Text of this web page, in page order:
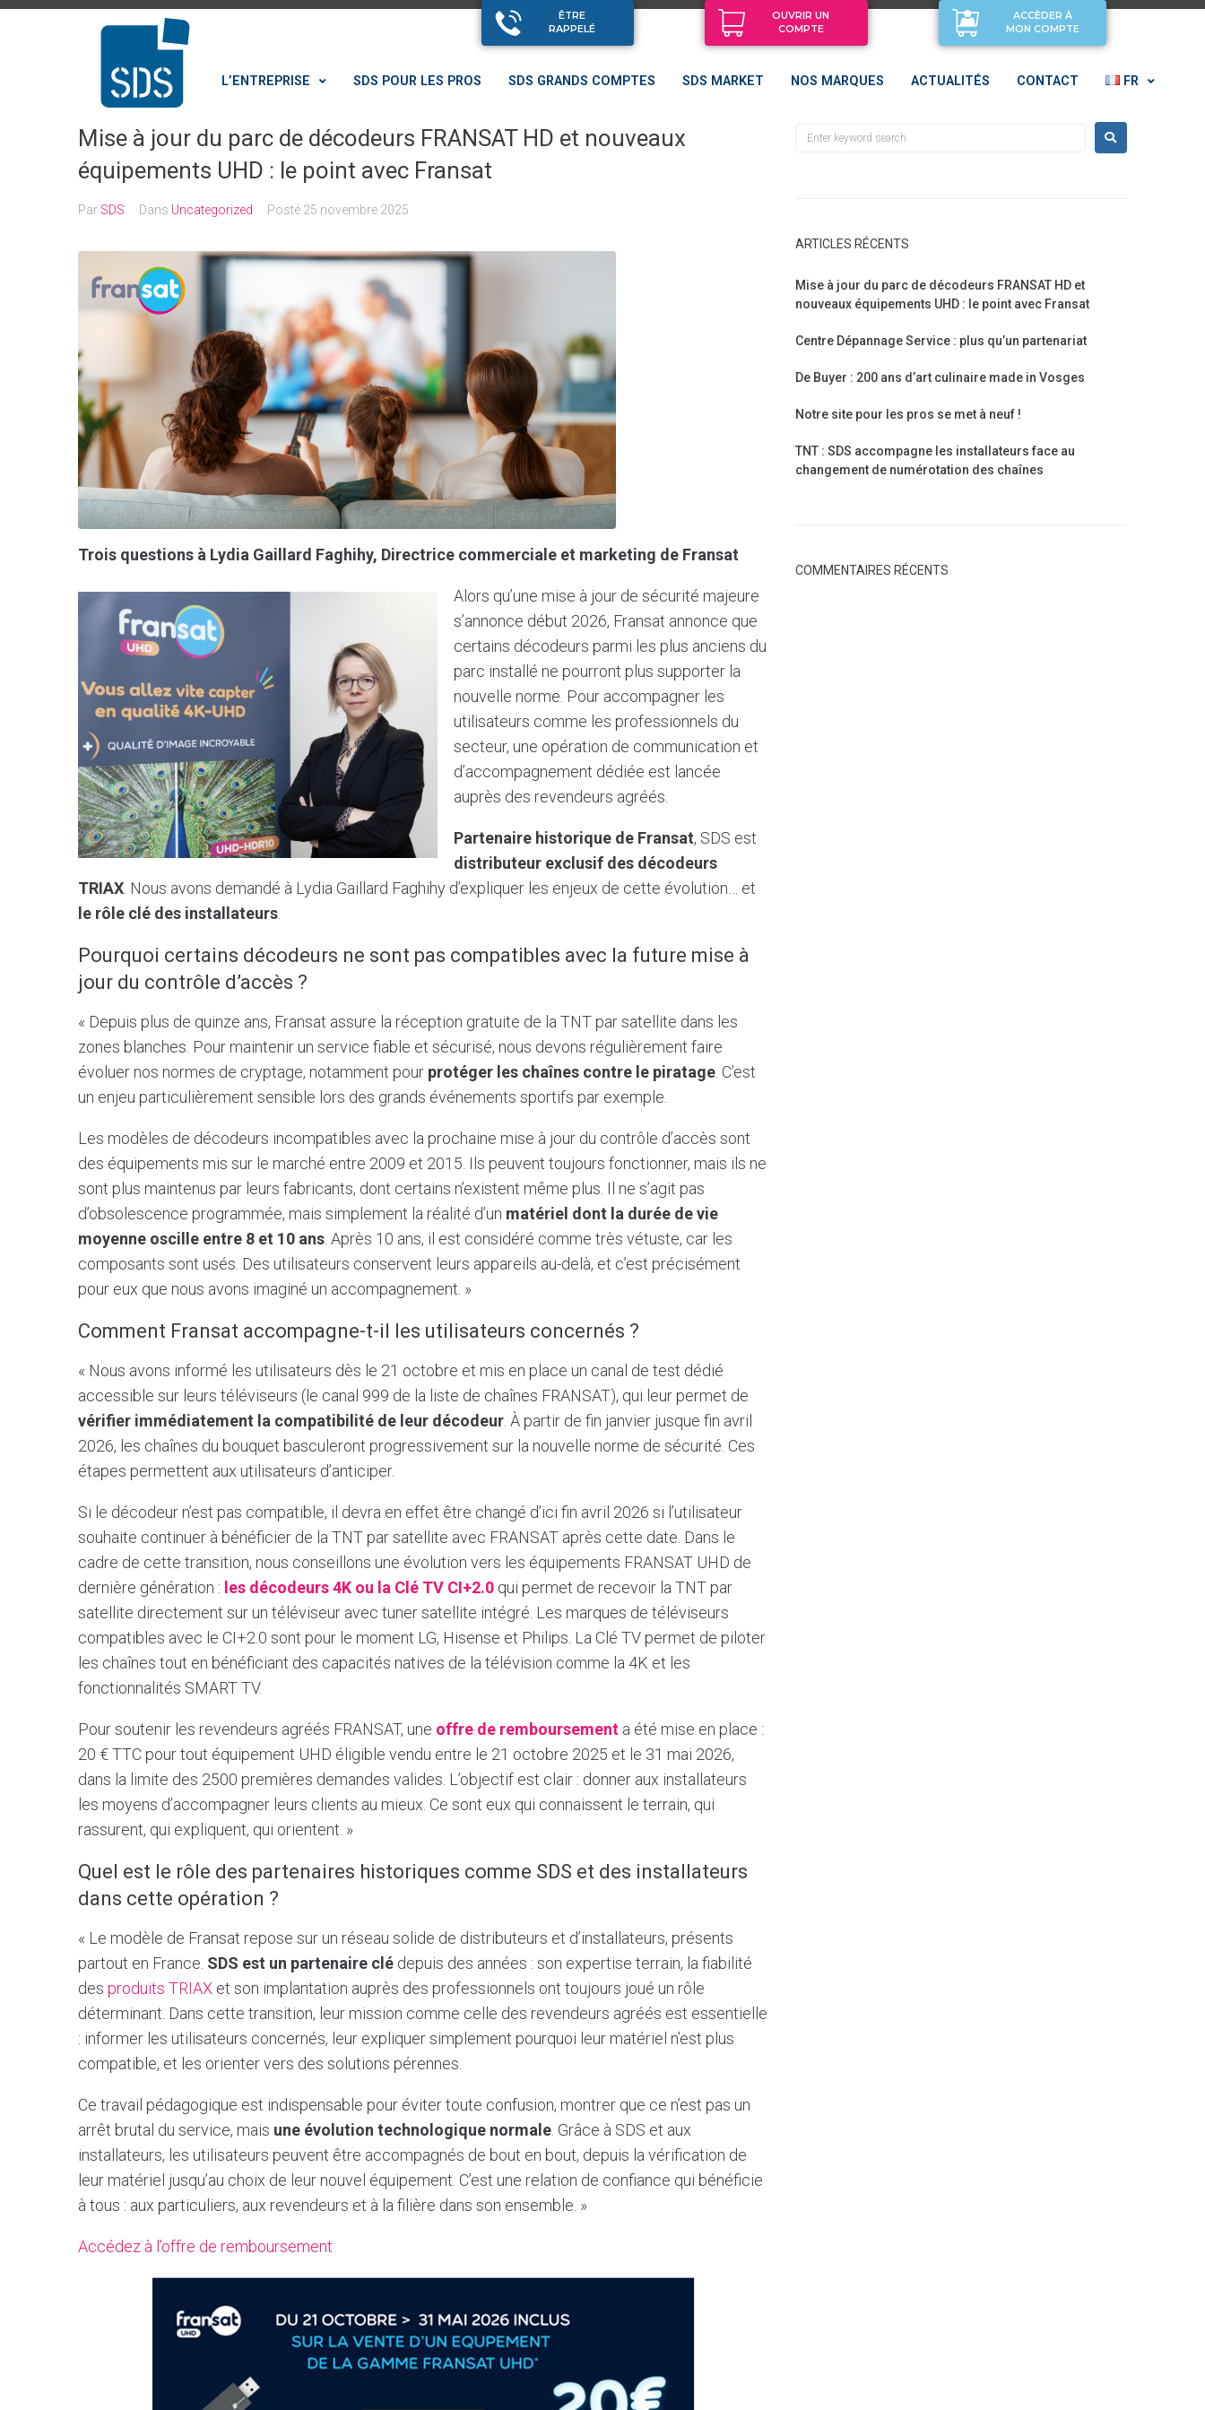
ÊTRE
RAPPELÉ
OUVRIR UN
COMPTE
ACCÈDER À
MON COMPTE
L’ENTREPRISE SDS POUR LES PROS SDS GRANDS COMPTES SDS MARKET NOS MARQUES ACTUALITÉS CONTACT FR
Mise à jour du parc de décodeurs FRANSAT HD et nouveaux
équipements UHD : le point avec Fransat
Par SDS Dans Uncategorized Posté 25 novembre 2025
Trois questions à Lydia Gaillard Faghihy, Directrice commerciale et marketing de Fransat
Alors qu’une mise à jour de sécurité majeure
s’annonce début 2026, Fransat annonce que
certains décodeurs parmi les plus anciens du
parc installé ne pourront plus supporter la
nouvelle norme. Pour accompagner les
utilisateurs comme les professionnels du
secteur, une opération de communication et
d’accompagnement dédiée est lancée
auprès des revendeurs agréés.
Partenaire historique de Fransat, SDS est
distributeur exclusif des décodeurs
TRIAX . Nous avons demandé à Lydia Gaillard Faghihy d’expliquer les enjeux de cette évolution… et
le rôle clé des installateurs
Pourquoi certains décodeurs ne sont pas compatibles avec la future mise à
jour du contrôle d’accès ?
« Depuis plus de quinze ans, Fransat assure la réception gratuite de la TNT par satellite dans les
zones blanches. Pour maintenir un service fiable et sécurisé, nous devons régulièrement faire
évoluer nos normes de cryptage, notamment pour protéger les chaînes contre le piratage . C’est
un enjeu particulièrement sensible lors des grands événements sportifs par exemple.
Les modèles de décodeurs incompatibles avec la prochaine mise à jour du contrôle d’accès sont
des équipements mis sur le marché entre 2009 et 2015. Ils peuvent toujours fonctionner, mais ils ne
sont plus maintenus par leurs fabricants, dont certains n’existent même plus. Il ne s’agit pas
d’obsolescence programmée, mais simplement la réalité d’un matériel dont la durée de vie
moyenne oscille entre 8 et 10 ans . Après 10 ans, il est considéré comme très vétuste, car les
composants sont usés. Des utilisateurs conservent leurs appareils au-delà, et c’est précisément
pour eux que nous avons imaginé un accompagnement. »
Comment Fransat accompagne-t-il les utilisateurs concernés ?
« Nous avons informé les utilisateurs dès le 21 octobre et mis en place un canal de test dédié
accessible sur leurs téléviseurs (le canal 999 de la liste de chaînes FRANSAT), qui leur permet de
vérifier immédiatement la compatibilité de leur décodeur . À partir de fin janvier jusque fin avril
2026, les chaînes du bouquet basculeront progressivement sur la nouvelle norme de sécurité. Ces
étapes permettent aux utilisateurs d’anticiper.
Si le décodeur n’est pas compatible, il devra en effet être changé d’ici fin avril 2026 si l’utilisateur
souhaite continuer à bénéficier de la TNT par satellite avec FRANSAT après cette date. Dans le
cadre de cette transition, nous conseillons une évolution vers les équipements FRANSAT UHD de
dernière génération : les décodeurs 4K ou la Clé TV CI+2.0 qui permet de recevoir la TNT par
satellite directement sur un téléviseur avec tuner satellite intégré. Les marques de téléviseurs
compatibles avec le CI+2.0 sont pour le moment LG, Hisense et Philips. La Clé TV permet de piloter
les chaînes tout en bénéficiant des capacités natives de la télévision comme la 4K et les
fonctionnalités SMART TV.
Pour soutenir les revendeurs agréés FRANSAT, une offre de remboursement a été mise en place :
20 € TTC pour tout équipement UHD éligible vendu entre le 21 octobre 2025 et le 31 mai 2026,
dans la limite des 2500 premières demandes valides. L’objectif est clair : donner aux installateurs
les moyens d’accompagner leurs clients au mieux. Ce sont eux qui connaissent le terrain, qui
rassurent, qui expliquent, qui orientent. »
Quel est le rôle des partenaires historiques comme SDS et des installateurs
dans cette opération ?
« Le modèle de Fransat repose sur un réseau solide de distributeurs et d’installateurs, présents
partout en France. SDS est un partenaire clé depuis des années : son expertise terrain, la fiabilité
des produits TRIAX et son implantation auprès des professionnels ont toujours joué un rôle
déterminant. Dans cette transition, leur mission comme celle des revendeurs agréés est essentielle
: informer les utilisateurs concernés, leur expliquer simplement pourquoi leur matériel n’est plus
compatible, et les orienter vers des solutions pérennes.
Ce travail pédagogique est indispensable pour éviter toute confusion, montrer que ce n’est pas un
arrêt brutal du service, mais une évolution technologique normale . Grâce à SDS et aux
installateurs, les utilisateurs peuvent être accompagnés de bout en bout, depuis la vérification de
leur matériel jusqu’au choix de leur nouvel équipement. C’est une relation de confiance qui bénéficie
à tous : aux particuliers, aux revendeurs et à la filière dans son ensemble. »
Accédez à l’offre de remboursement
ARTICLES RÉCENTS
Mise à jour du parc de décodeurs FRANSAT HD et
nouveaux équipements UHD : le point avec Fransat
Centre Dépannage Service : plus qu’un partenariat
De Buyer : 200 ans d’art culinaire made in Vosges
Notre site pour les pros se met à neuf !
TNT : SDS accompagne les installateurs face au
changement de numérotation des chaînes
COMMENTAIRES RÉCENTS